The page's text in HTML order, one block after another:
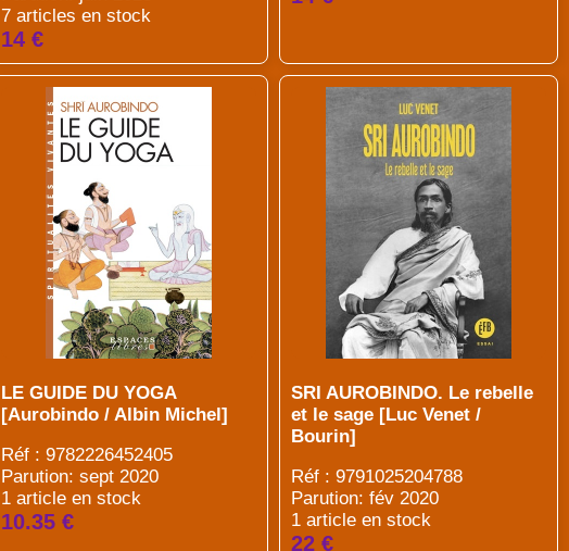
7 articles en stock
14 €
LE GUIDE DU YOGA
[Aurobindo / Albin Michel]
Réf : 9782226452405
Parution: sept 2020
1 article en stock
10.35 €
SRI AUROBINDO. Le rebelle
et le sage [Luc Venet /
Bourin]
Réf : 9791025204788
Parution: fév 2020
1 article en stock
22 €